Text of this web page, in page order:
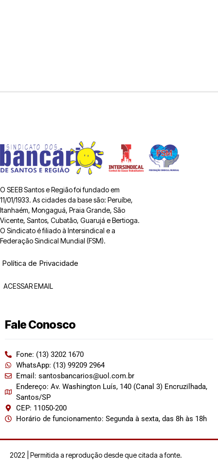
O SEEB Santos e Região foi fundado em
11/01/1933. As cidades da base são: Peruíbe,
Itanhaém, Mongaguá, Praia Grande, São
Vicente, Santos, Cubatão, Guarujá e Bertioga.
O Sindicato é filiado à Intersindical e a
Federação Sindical Mundial (FSM).
Política de Privacidade
ACESSAR EMAIL
Fale Conosco
Fone: (13) 3202 1670
WhatsApp: (13) 99209 2964
Email: santosbancarios@uol.com.br
Endereço: Av. Washington Luís, 140 (Canal 3) Encruzilhada,
Santos/SP
CEP: 11050-200
Horário de funcionamento: Segunda à sexta, das 8h às 18h
2022 | Permitida a reprodução desde que citada a fonte.